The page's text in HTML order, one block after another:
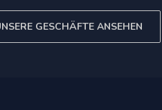
GESCHÄFTE ANSEHEN